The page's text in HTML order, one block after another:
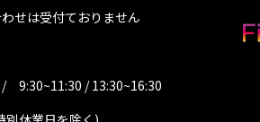
せは受付ておりません
9:30~11:30 / 13:30~16:30